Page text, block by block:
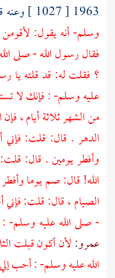
1963 [ 1027 ] وعنه قال:
وسلم- أنه يقول:
فقال رسول الله - صلى
؟ فقلت له: قد قلته يا
عليه وسلم- : فإنك لا
من الشهر ثلاثة أيام ،
الدهر . قال: قلت:
وأفطر يومين . قال:
الله! قال: صم يوما
الصيام ، قال: قلت:
- صلى الله عليه
عمرو:لأن أكون قبلت
الله عليه وسلم- : أحب